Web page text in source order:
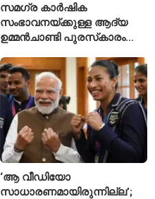
സമഗ്ര കാർഷിക
സംഭാവനയ്ക്കുള്ള ആദ്യ
ഉമ്മൻചാണ്ടി പുരസ്‌കാരം
‘ആ വീഡിയോ
സാധാരണമായിരുന്നില്ല’;